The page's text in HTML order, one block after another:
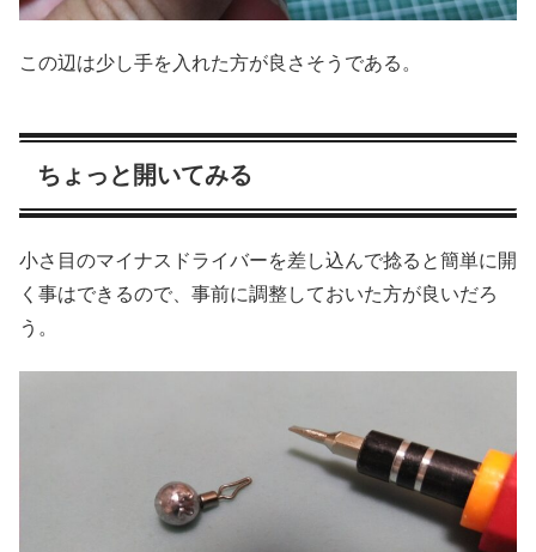
この辺は少し手を入れた方が良さそうである。
ちょっと開いてみる
小さ目のマイナスドライバーを差し込んで捻ると簡単に開
く事はできるので、事前に調整しておいた方が良いだろ
う。